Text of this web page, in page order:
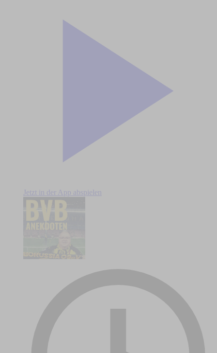
Jetzt in der App abspielen